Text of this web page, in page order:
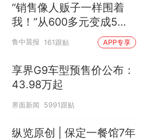
“销售像人贩子一样围着
我！”从600多元变成5万
元，57岁保洁阿姨做医美
后眼睛肿到流泪、视物模
糊
鲁中晨报 161跟贴 APP专享
享界G9车型预售价公布：
43.98万起
界面新闻 5991跟贴
纵览原创 | 保定一餐馆7年